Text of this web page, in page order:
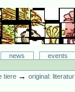
news
events
tiere →original: